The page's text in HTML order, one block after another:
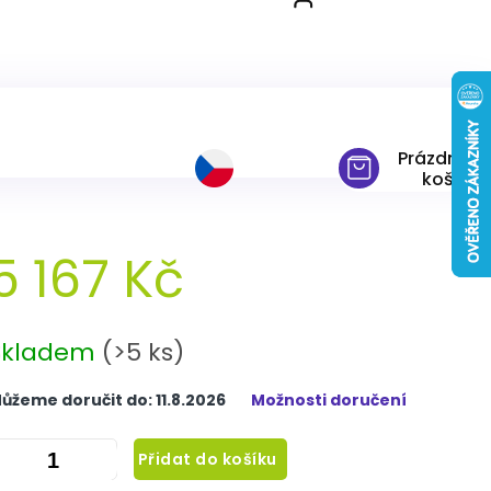
Prázdný
košík
Memory Topper 7cm
167 Kč
(>5 ks)
doručit do:11.8.2026 Možnosti doručení
Přidat do košíku